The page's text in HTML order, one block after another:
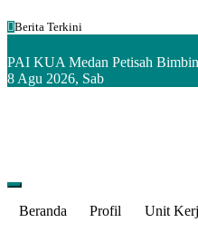
Skip
content
Berita Terkini
PAI KUA Medan Petisah
8 Agu 2026, Sab
Beranda
Profil Unit